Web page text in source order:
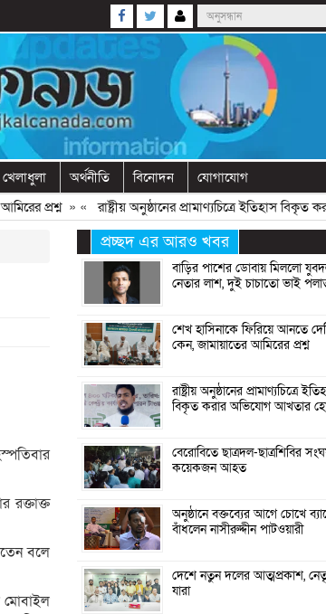
খেলাধুলা অর্থনীতি বিনোদন যোগাযোগ
প্রশ্ন» «রাষ্ট্রীয় অনুষ্ঠানের প্রামাণ্যচিত্রে ইতিহাস বিকৃত
রক্তাক্ত
বলে
মোবাইল
প্রচ্ছদ এর আরও খবর
বাড়ির পাশের ডোবায় মিললো
নেতার লাশ, দুই চাচাতো ভাই
শেখ হাসিনাকে ফিরিয়ে আনতে
কেন, জামায়াতের আমিরের প্রশ্ন
রাষ্ট্রীয় অনুষ্ঠানের প্রামাণ্যচিত্রে
বিকৃত করার অভিযোগ আখতার
বেরোবিতে ছাত্রদল-ছাত্রশিবির
কয়েকজন আহত
অনুষ্ঠানে বক্তব্যের আগে চোখে
বাঁধলেন নাসীরুদ্দীন পাটওয়ারী
দেশে নতুন দলের আত্মপ্রকাশ,
যারা